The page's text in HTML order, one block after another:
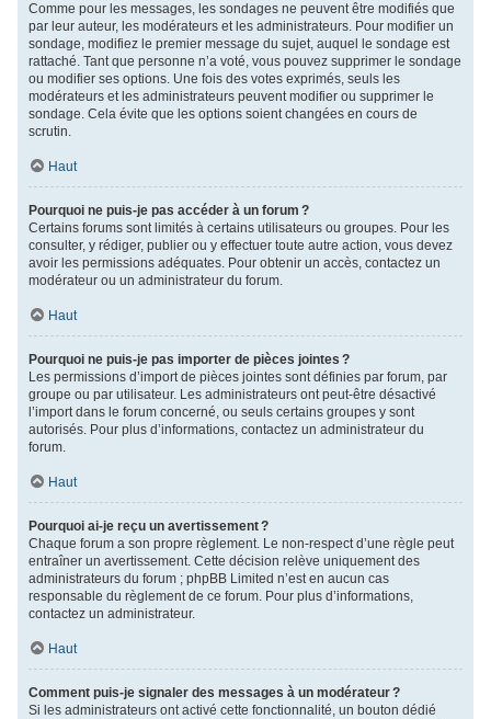
Comme pour les messages, les sondages ne peuvent être modifiés que
par leur auteur, les modérateurs et les administrateurs. Pour modifier un
sondage, modifiez le premier message du sujet, auquel le sondage est
rattaché. Tant que personne n’a voté, vous pouvez supprimer le sondage
ou modifier ses options. Une fois des votes exprimés, seuls les
modérateurs et les administrateurs peuvent modifier ou supprimer le
sondage. Cela évite que les options soient changées en cours de
scrutin.
Haut
Pourquoi ne puis-je pas accéder à un forum ?
Certains forums sont limités à certains utilisateurs ou groupes. Pour les
consulter, y rédiger, publier ou y effectuer toute autre action, vous devez
avoir les permissions adéquates. Pour obtenir un accès, contactez un
modérateur ou un administrateur du forum.
Haut
Pourquoi ne puis-je pas importer de pièces jointes ?
Les permissions d’import de pièces jointes sont définies par forum, par
groupe ou par utilisateur. Les administrateurs ont peut-être désactivé
l’import dans le forum concerné, ou seuls certains groupes y sont
autorisés. Pour plus d’informations, contactez un administrateur du
forum.
Haut
Pourquoi ai-je reçu un avertissement ?
Chaque forum a son propre règlement. Le non-respect d’une règle peut
entraîner un avertissement. Cette décision relève uniquement des
administrateurs du forum ; phpBB Limited n’est en aucun cas
responsable du règlement de ce forum. Pour plus d’informations,
contactez un administrateur.
Haut
Comment puis-je signaler des messages à un modérateur ?
Si les administrateurs ont activé cette fonctionnalité, un bouton dédié